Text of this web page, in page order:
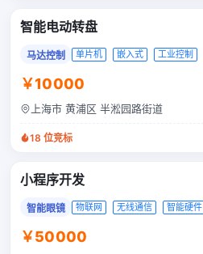
智能电动转盘
马达控制 单片机 嵌入式 工业控制
￥10000
上海市 黄浦区 半淞园路街道
18 位竞标
小程序开发
智能眼镜 物联网 无线通信 智能硬件
￥50000